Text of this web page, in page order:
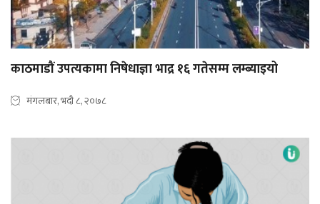
काठमाडौं उपत्यकामा निषेधाज्ञा भाद्र १६ गतेसम्म लम्ब्याइयो
मंगलबार, भदौ ८, २०७८